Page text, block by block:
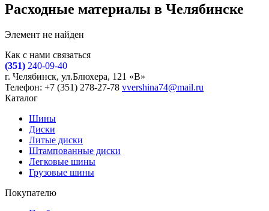
Расходные материалы в Челябинске
Элемент не найден
Как с нами связаться
(351) 240-09-40
г. Челябинск, ул.Блюхера, 121 «В»
Телефон: +7 (351) 278-27-78 vvershina74@mail.ru
Каталог
Шины
Диски
Литые диски
Штампованные диски
Легковые шины
Грузовые шины
Покупателю